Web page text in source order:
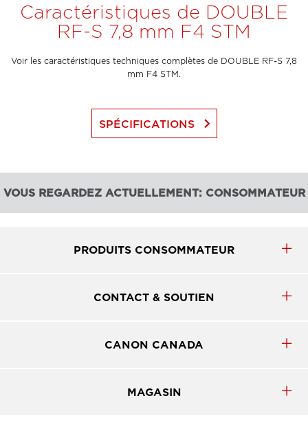
Caractéristiques de DOUBLE
RF-S 7,8 mm F4 STM
Voir les caractéristiques techniques complètes de DOUBLE RF-S 7,8
mm F4 STM.
SPÉCIFICATIONS keyboard_arrow_right
VOUS REGARDEZ ACTUELLEMENT: CONSOMMATEUR
PRODUITS CONSOMMATEUR
CONTACT & SOUTIEN
CANON CANADA
MAGASIN